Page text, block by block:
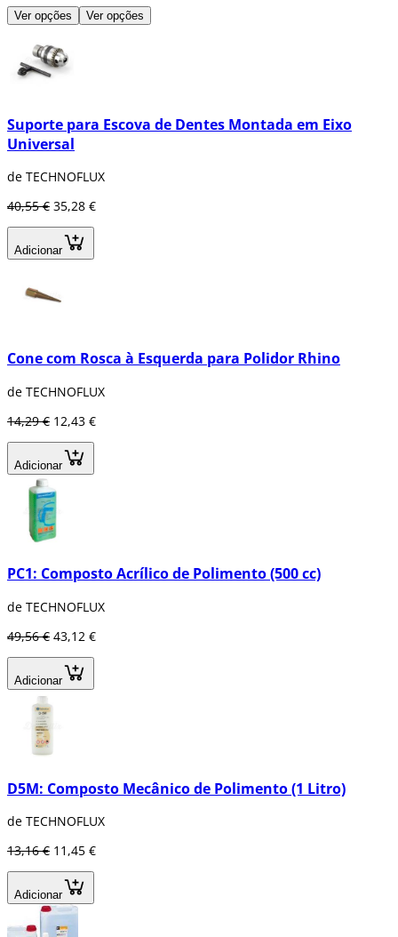
Ver opções Ver opções
Suporte para Escova de Dentes Montada em Eixo
Universal
de TECHNOFLUX
40,55 € 35,28 €
Adicionar
Cone com Rosca à Esquerda para Polidor Rhino
de TECHNOFLUX
14,29 € 12,43 €
Adicionar
PC1: Composto Acrílico de Polimento (500 cc)
de TECHNOFLUX
49,56 € 43,12 €
Adicionar
D5M: Composto Mecânico de Polimento (1 Litro)
de TECHNOFLUX
13,16 € 11,45 €
Adicionar